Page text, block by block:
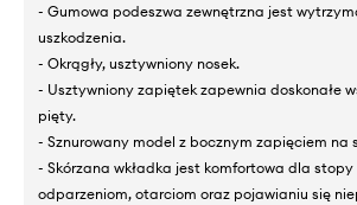
- Gumowa podeszwa zewnętrzna jest
uszkodzenia.
- Okrągły, usztywniony nosek.
- Usztywniony zapiętek zapewnia doskonałe
pięty.
- Sznurowany model z bocznym zapięciem na
- Skórzana wkładka jest komfortowa dla
odparzeniom, otarciom oraz pojawianiu się